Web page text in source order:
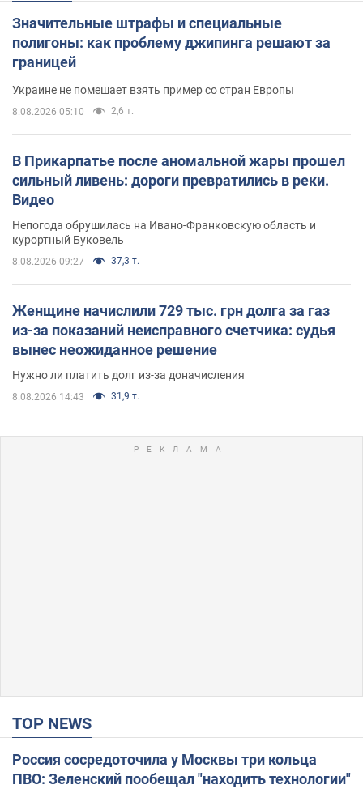
Значительные штрафы и специальные
полигоны: как проблему джипинга решают за
границей
Украине не помешает взять пример со стран Европы
8.08.2026 05:10 2,6 т.
В Прикарпатье после аномальной жары прошел
сильный ливень: дороги превратились в реки.
Видео
Непогода обрушилась на Ивано-Франковскую область и
курортный Буковель
8.08.2026 09:27 37,3 т.
Женщине начислили 729 тыс. грн долга за газ
из-за показаний неисправного счетчика: судья
вынес неожиданное решение
Нужно ли платить долг из-за доначисления
8.08.2026 14:43 31,9 т.
TOP NEWS
Россия сосредоточила у Москвы три кольца
ПВО: Зеленский пообещал "находить технологии"